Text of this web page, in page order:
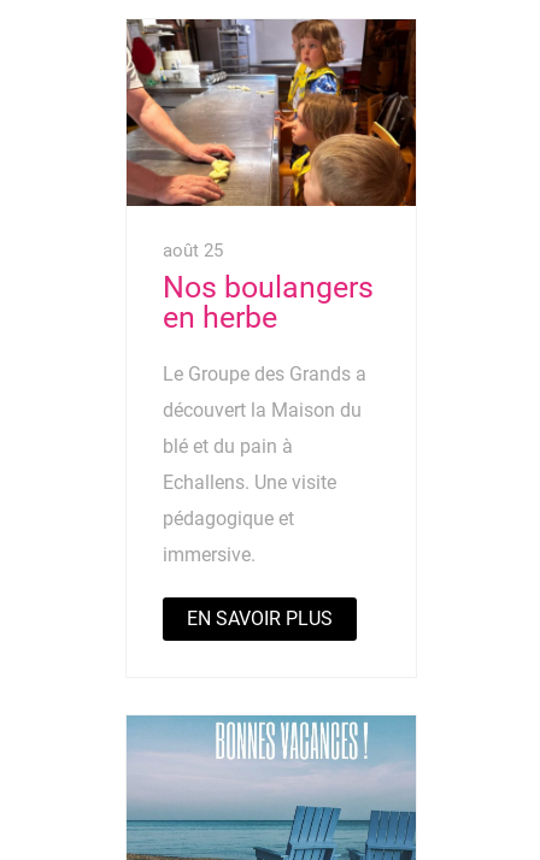
août 25
Nos boulangers
en herbe
Le Groupe des Grands a
découvert la Maison du
blé et du pain à
Echallens. Une visite
pédagogique et
immersive.
EN SAVOIR PLUS